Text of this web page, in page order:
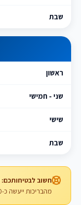
שבת
ראשון
שני - חמישי
שישי
שבת
חשוב לבטיחותכם:
מהבריכות ייעשה כ-10 דקות לפני שעת הסגירה.